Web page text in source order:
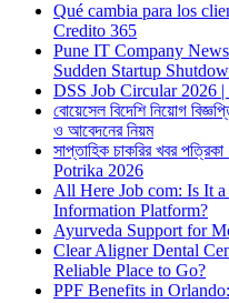
Qué cambia para los
Credito 365
Pune IT Company
Sudden Startup
DSS Job Circular 2026 |
বোয়েসেল বিদেশি নিয়োগ
ও আবেদনের নিয়ম
সাপ্তাহিক চাকরির খবর
Potrika 2026
All Here Job com: Is It a
Information Platform?
Ayurveda Support for
Clear Aligner Dental
Reliable Place to Go?
PPF Benefits in